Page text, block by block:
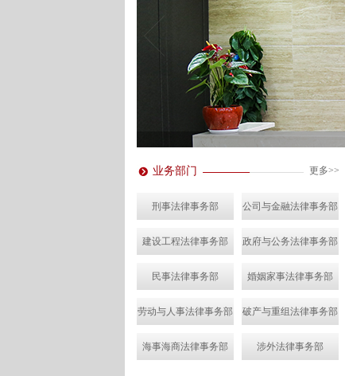
业务部门 更多>>
刑事法律事务部 公司与金融法律事务部
建设工程法律事务部 政府与公务法律事务部
民事法律事务部 婚姻家事法律事务部
劳动与人事法律事务部 破产与重组法律事务部
海事海商法律事务部 涉外法律事务部